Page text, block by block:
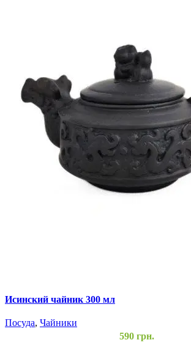
Исинский чайник 300 мл
Посуда, Чайники
590грн.